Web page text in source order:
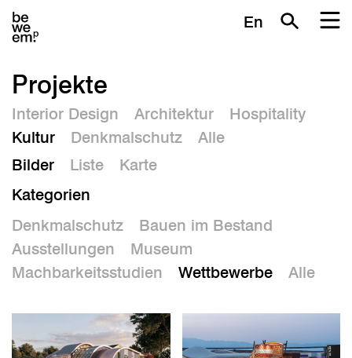
En
Projekte
Interior Design Architektur
Hospitality
Kultur
Denkmalschutz
Alle
Bilder
Liste
Karte
Kategorien
Denkmalschutz
Bauen im Bestand
Ausstellungen
Museum
Machbarkeitsstudien
Wettbewerbe Alle